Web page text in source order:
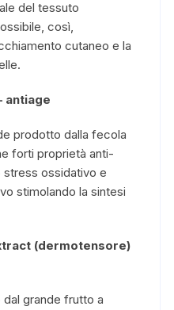
del tessuto
così,
cutaneo e la
antiage
prodotto dalla fecola
forti proprietà anti-
ossidativo e
stimolando la sintesi
(dermotensore)
grande frutto a